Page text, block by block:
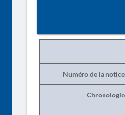
Numéro de la notice
Chronologie